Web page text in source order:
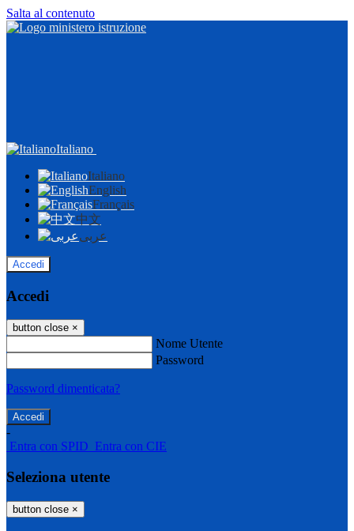
Salta al contenuto
Italiano
Italiano
English
Français
中文
عربى
Accedi
Accedi
button close ×
Nome Utente
Password
Password dimenticata?
-
Entra con SPID Entra con CIE
Seleziona utente
button close ×